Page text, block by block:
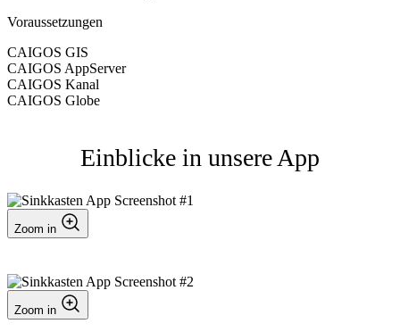
Voraussetzungen
CAIGOS GIS
CAIGOS AppServer
CAIGOS Kanal
CAIGOS Globe
Einblicke in unsere App
Zoom in
Zoom in